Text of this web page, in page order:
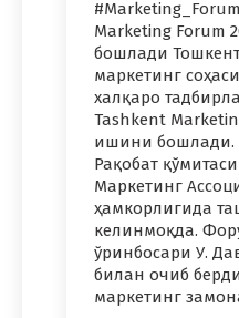
Marketing Forum
бошлади
маркетинг
халқаро
Tashkent
ишини бошлади.
Рақобат
Маркетинг
ҳамкорлигида
келинмоқда.
ўринбосари У.
билан очиб
маркетинг